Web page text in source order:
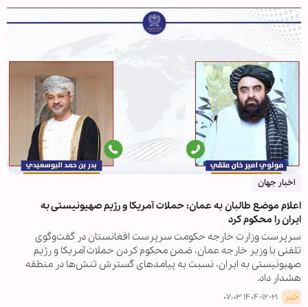
اخبار جهان
اعلام موضع طالبان به عمان: حملات آمریکا و رژیم صهیونیستی به
ایران را محکوم کرد
سرپرست وزارت خارجه حکومت سرپرست افغانستان در گفت‌وگوی
تلفنی با وزیر خارجه عمان، ضمن محکوم کردن حملات آمریکا و رژیم
صهیونیستی به ایران، نسبت به پیامدهای گسترش تنش‌ها در منطقه
هشدار داد.
خبر ۱۴۰۴-۱۲-۲۱ ۰۷:۰۳